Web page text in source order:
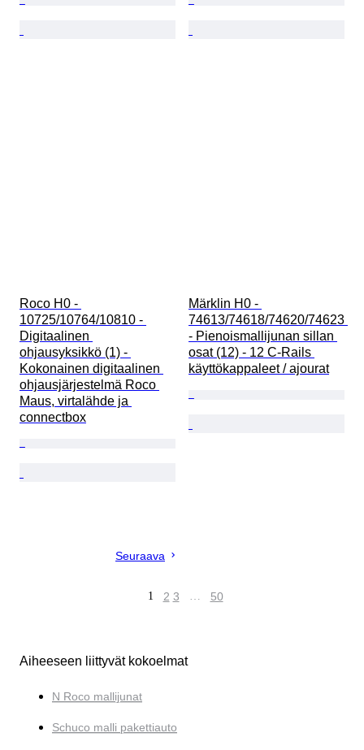
Roco H0 -
10725/10764/10810 -
Digitaalinen
ohjausyksikkö (1) -
Kokonainen digitaalinen
ohjausjärjestelmä Roco
Maus, virtalähde ja
connectbox
Märklin H0 -
74613/74618/74620/74623
- Pienoismallijunan sillan
osat (12) - 12 C-Rails
käyttökappaleet / ajourat
Seuraava
1 2 3 … 50
Aiheeseen liittyvät kokoelmat
N Roco mallijunat
Schuco malli pakettiauto